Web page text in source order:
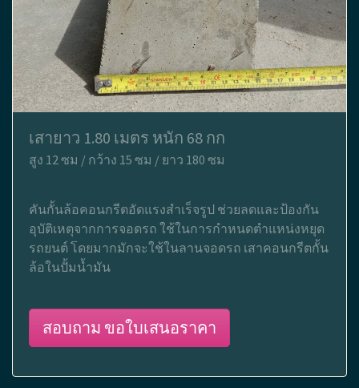
เสายาว 1.80 เมตร หนัก 68 กก
สูง 12 ซม / กว้าง 15 ซม / ยาว 180 ซม
คันกั้นล้อคอนกรีตอัดแรงสำเร็จรูป ช่วยลดและป้องกัน
อุบัติเหตุจากการจอดรถ ใช้ในการกำหนดตำแหน่งหยุด
รถยนต์ โดยมากมักจะใช้ในลานจอดรถ เสาคอนกรีตกั้น
ล้อในปั้มน้ำมัน
สอบถาม ขอใบเสนอราคา